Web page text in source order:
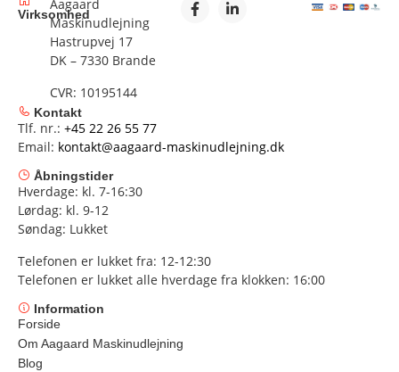
Virksomhed
Aagaard
Maskinudlejning
Hastrupvej 17
DK – 7330 Brande
CVR: 10195144
Kontakt
Tlf. nr.: +45 22 26 55 77
Email: kontakt@aagaard-maskinudlejning.dk
Åbningstider
Hverdage: kl. 7-16:30
Lørdag: kl. 9-12
Søndag: Lukket
Telefonen er lukket fra: 12-12:30
Telefonen er lukket alle hverdage fra klokken: 16:00
Information
Forside
Om Aagaard Maskinudlejning
Blog